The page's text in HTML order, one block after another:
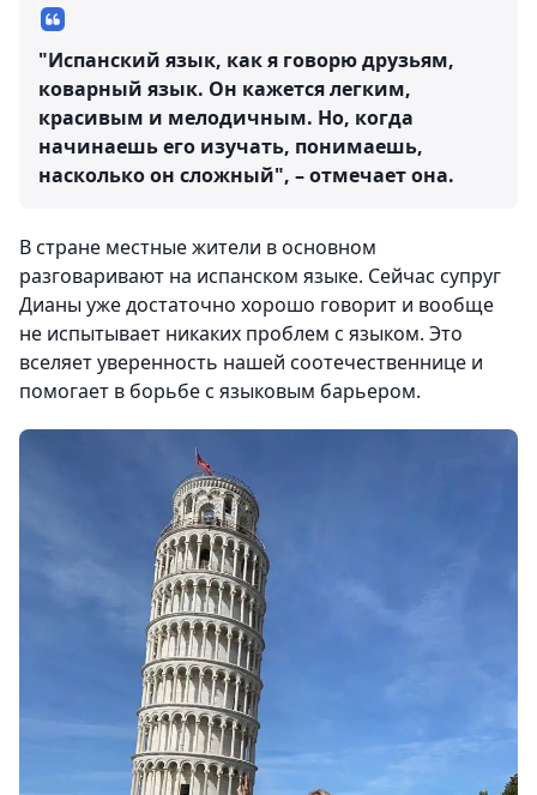
"Испанский язык, как я говорю друзьям,
коварный язык. Он кажется легким,
красивым и мелодичным. Но, когда
начинаешь его изучать, понимаешь,
насколько он сложный", – отмечает она.
В стране местные жители в основном
разговаривают на испанском языке. Сейчас супруг
Дианы уже достаточно хорошо говорит и вообще
не испытывает никаких проблем с языком. Это
вселяет уверенность нашей соотечественнице и
помогает в борьбе с языковым барьером.